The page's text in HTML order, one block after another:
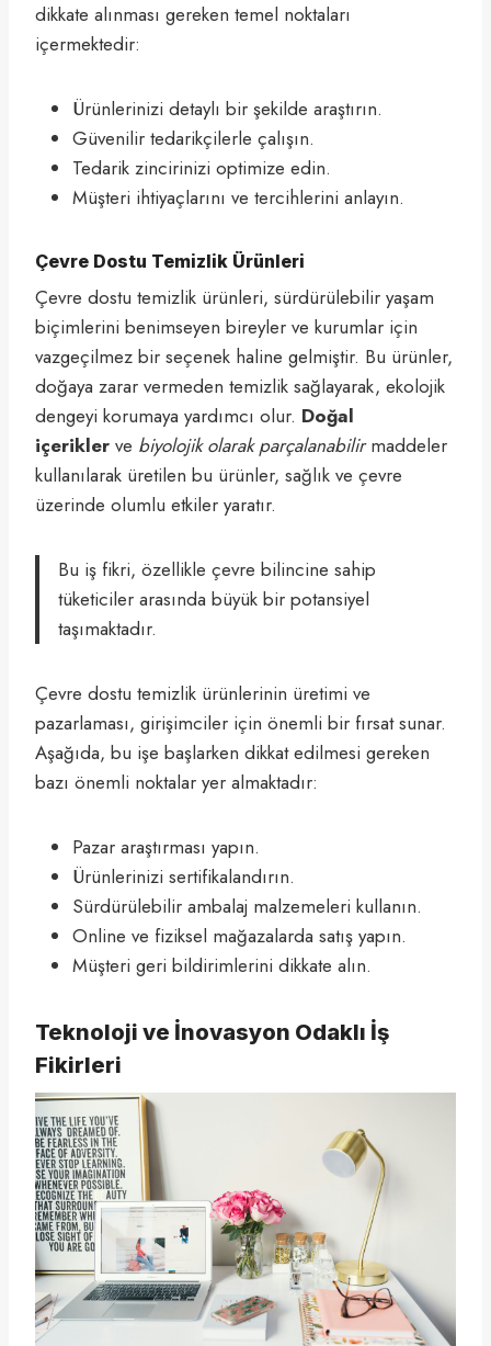
dikkate alınması gereken temel noktaları
içermektedir:
Ürünlerinizi detaylı bir şekilde araştırın.
Güvenilir tedarikçilerle çalışın.
Tedarik zincirinizi optimize edin.
Müşteri ihtiyaçlarını ve tercihlerini anlayın.
Çevre Dostu Temizlik Ürünleri
Çevre dostu temizlik ürünleri, sürdürülebilir yaşam
biçimlerini benimseyen bireyler ve kurumlar için
vazgeçilmez bir seçenek haline gelmiştir. Bu ürünler,
doğaya zarar vermeden temizlik sağlayarak, ekolojik
dengeyi korumaya yardımcı olur. Doğal
içerikler ve biyolojik olarak parçalanabilirmaddeler
kullanılarak üretilen bu ürünler, sağlık ve çevre
üzerinde olumlu etkiler yaratır.
Bu iş fikri, özellikle çevre bilincine sahip
tüketiciler arasında büyük bir potansiyel
taşımaktadır.
Çevre dostu temizlik ürünlerinin üretimi ve
pazarlaması, girişimciler için önemli bir fırsat sunar.
Aşağıda, bu işe başlarken dikkat edilmesi gereken
bazı önemli noktalar yer almaktadır:
Pazar araştırması yapın.
Ürünlerinizi sertifikalandırın.
Sürdürülebilir ambalaj malzemeleri kullanın.
Online ve fiziksel mağazalarda satış yapın.
Müşteri geri bildirimlerini dikkate alın.
Teknoloji ve İnovasyon Odaklı İş
Fikirleri